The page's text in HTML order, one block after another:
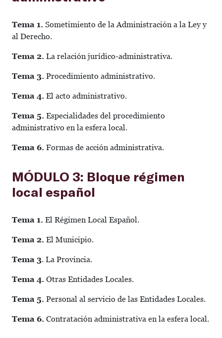
Tema 1. Sometimiento de la Administración a la Ley y
al Derecho.
Tema 2. La relación jurídico-administrativa.
Tema 3. Procedimiento administrativo.
Tema 4. El acto administrativo.
Tema 5. Especialidades del procedimiento
administrativo en la esfera local.
Tema 6. Formas de acción administrativa.
MÓDULO 3: Bloque régimen
local español
Tema 1. El Régimen Local Español.
Tema 2. El Municipio.
Tema 3. La Provincia.
Tema 4. Otras Entidades Locales.
Tema 5. Personal al servicio de las Entidades Locales.
Tema 6. Contratación administrativa en la esfera local.